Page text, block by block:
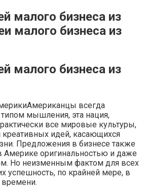
малого бизнеса из
малого бизнеса из
малого бизнеса из
Американцы всегда
мышления, эта нация,
все мировые культуры,
креативных идей, касающихся
Предложения в бизнесе также
Америке оригинальностью и даже
Но неизменным фактом для всех
успешность, по крайней мере, в
времени.